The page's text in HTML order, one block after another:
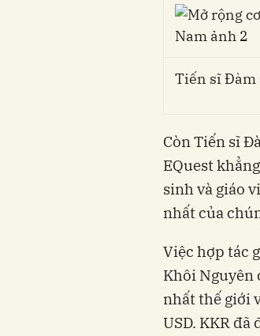
Tiến sĩ Đàm
Còn Tiến sĩ
EQuest
sinh và giáo
nhất của
Việc hợp tác
Khôi Nguyên
nhất thế giới
USD. KKR